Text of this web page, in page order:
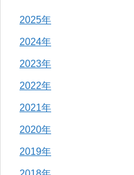
2025年
2024年
2023年
2022年
2021年
2020年
2019年